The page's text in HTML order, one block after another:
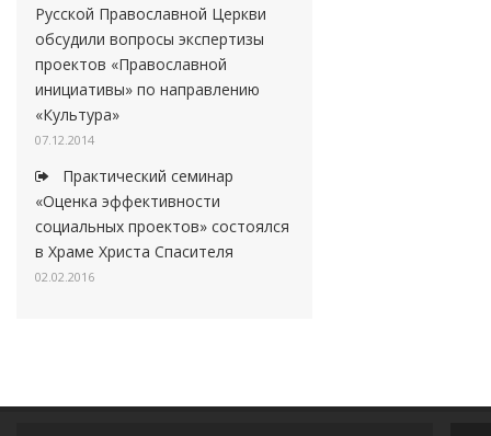
Русской Православной Церкви
обсудили вопросы экспертизы
проектов «Православной
инициативы» по направлению
«Культура»
07.12.2014
Практический семинар
«Оценка эффективности
социальных проектов» состоялся
в Храме Христа Спасителя
02.02.2016